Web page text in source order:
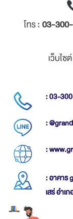
โทร :03-
เว็บไซ
: 03-
:
:
: อาคาร
เสร่ อำเ